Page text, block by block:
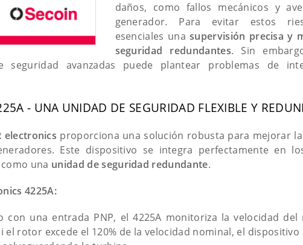
daños, como fallos mecánicos y
generador. Para evitar estos
esenciales unasupervisión precisa y
seguridad redundantes. Sin
seguridad avanzadas puede plantear problemas de
- UNA UNIDAD DE SEGURIDAD FLEXIBLE Y
electronics proporciona una solución robusta para mejorar
Este dispositivo se integra perfectamente en
una unidad de seguridad redundante.
4225A:
con una entrada PNP, el 4225A monitoriza la velocidad
rotor excede el 120% de la velocidad nominal, el